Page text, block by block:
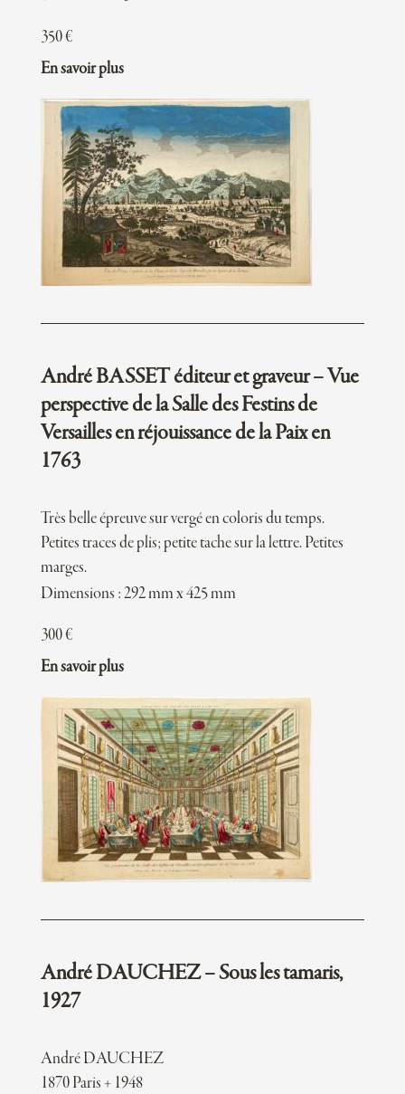
350€
En savoir plus
André BASSET éditeur et graveur – Vue
perspective de la Salle des Festins de
Versailles en réjouissance de la Paix en
1763
Très belle épreuve sur vergé en coloris du temps.
Petites traces de plis; petite tache sur la lettre. Petites
marges.
Dimensions : 292 mm x 425 mm
300€
En savoir plus
André DAUCHEZ – Sous les tamaris,
1927
André DAUCHEZ
1870 Paris + 1948